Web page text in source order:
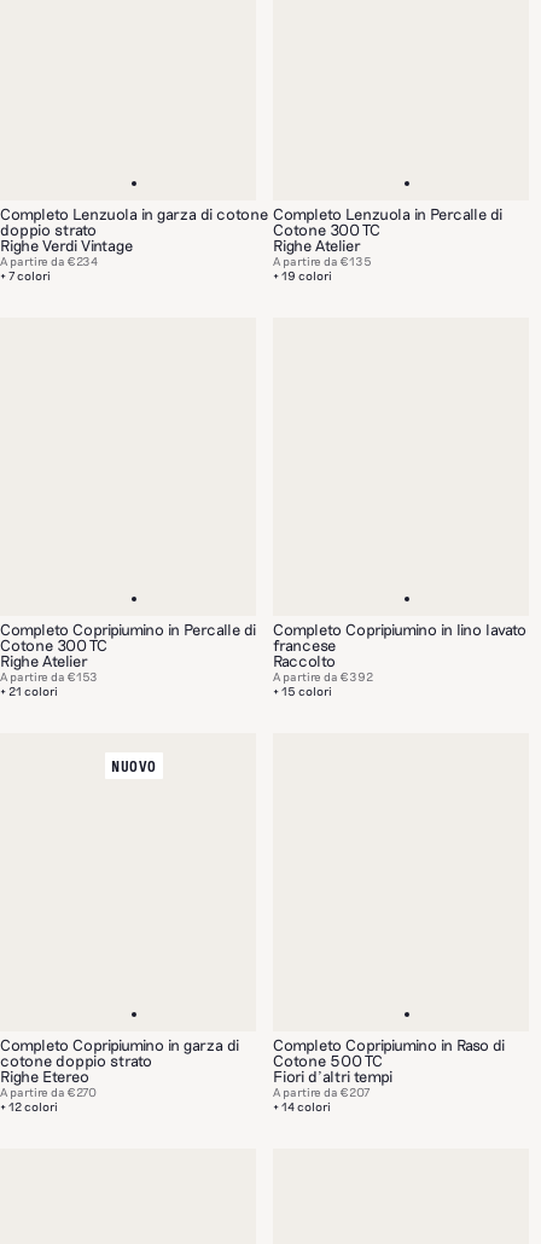
Completo Lenzuola in garza di cotone
doppio strato
Righe Verdi Vintage
+ 7 colori
A partire da €234
Completo Lenzuola in Percalle di
Cotone 300 TC
Righe Atelier
+ 19 colori
A partire da €135
Completo Copripiumino in Percalle di
Cotone 300 TC
Righe Atelier
+ 21 colori
A partire da €153
Completo Copripiumino in lino lavato
francese
Raccolto
+ 15 colori
A partire da €392
NUOVO
Completo Copripiumino in garza di
cotone doppio strato
Righe Etereo
+ 12 colori
A partire da €270
Completo Copripiumino in Raso di
Cotone 500 TC
Fiori d’altri tempi
+ 14 colori
A partire da €207